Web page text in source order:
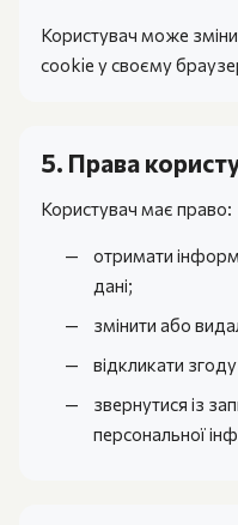
Користувач може
cookie у своєму
5. Права
Користувач має право:
отримати
дані;
змінити або
відкликати
звернутися із
персональної